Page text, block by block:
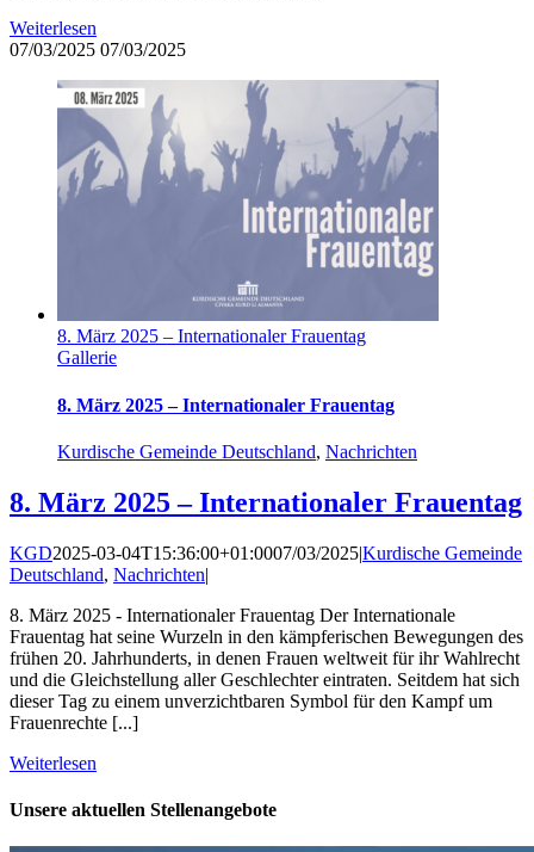
Weiterlesen
07/03/2025 07/03/2025
8. März 2025 – Internationaler Frauentag
Gallerie
8. März 2025 – Internationaler Frauentag
Kurdische Gemeinde Deutschland, Nachrichten
8. März 2025 – Internationaler Frauentag
KGD2025-03-04T15:36:00+01:0007/03/2025|Kurdische Gemeinde
Deutschland, Nachrichten|
8. März 2025 - Internationaler Frauentag Der Internationale
Frauentag hat seine Wurzeln in den kämpferischen Bewegungen des
frühen 20. Jahrhunderts, in denen Frauen weltweit für ihr Wahlrecht
und die Gleichstellung aller Geschlechter eintraten. Seitdem hat sich
dieser Tag zu einem unverzichtbaren Symbol für den Kampf um
Frauenrechte [...]
Weiterlesen
Unsere aktuellen Stellenangebote